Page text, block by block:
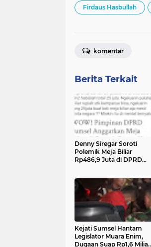
Firdaus Hasbullah
komentar
Berita Terkait
Denny Siregar Soroti
Polemik Meja Biliar
Rp486,9 Juta di DPRD
Kejati Sumsel Hantam
Legislator Muara Enim,
Dugaan Suap Rp1,6 Miliar